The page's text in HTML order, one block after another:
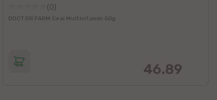
(0)
DOCTOR FARM Ceai Multivitamin 50g
46.89